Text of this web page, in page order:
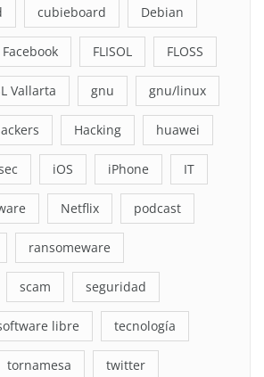
cubieboard Debian
Facebook FLISOL FLOSS
Vallarta gnu gnu/linux
Hacking huawei
iOS iPhone IT
Netflix podcast
ransomeware
scam seguridad
libre tecnología
tornamesa twitter